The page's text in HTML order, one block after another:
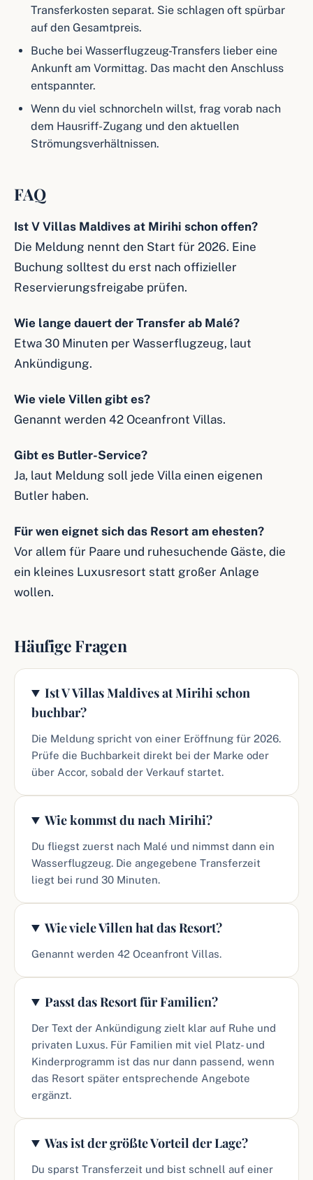
Transferkosten separat. Sie schlagen oft spürbar
auf den Gesamtpreis.
Buche bei Wasserflugzeug-Transfers lieber eine
Ankunft am Vormittag. Das macht den Anschluss
entspannter.
Wenn du viel schnorcheln willst, frag vorab nach
dem Hausriff-Zugang und den aktuellen
Strömungsverhältnissen.
FAQ
Ist V Villas Maldives at Mirihi schon offen?
Die Meldung nennt den Start für 2026. Eine
Buchung solltest du erst nach offizieller
Reservierungsfreigabe prüfen.
Wie lange dauert der Transfer ab Malé?
Etwa 30 Minuten per Wasserflugzeug, laut
Ankündigung.
Wie viele Villen gibt es?
Genannt werden 42 Oceanfront Villas.
Gibt es Butler-Service?
Ja, laut Meldung soll jede Villa einen eigenen
Butler haben.
Für wen eignet sich das Resort am ehesten?
Vor allem für Paare und ruhesuchende Gäste, die
ein kleines Luxusresort statt großer Anlage
wollen.
Häufige Fragen
Ist V Villas Maldives at Mirihi schon
buchbar?
Die Meldung spricht von einer Eröffnung für 2026.
Prüfe die Buchbarkeit direkt bei der Marke oder
über Accor, sobald der Verkauf startet.
Wie kommst du nach Mirihi?
Du fliegst zuerst nach Malé und nimmst dann ein
Wasserflugzeug. Die angegebene Transferzeit
liegt bei rund 30 Minuten.
Wie viele Villen hat das Resort?
Genannt werden 42 Oceanfront Villas.
Passt das Resort für Familien?
Der Text der Ankündigung zielt klar auf Ruhe und
privaten Luxus. Für Familien mit viel Platz- und
Kinderprogramm ist das nur dann passend, wenn
das Resort später entsprechende Angebote
ergänzt.
Was ist der größte Vorteil der Lage?
Du sparst Transferzeit und bist schnell auf einer